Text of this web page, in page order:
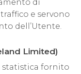
di
e servono
dell’Utente.
Limited)
statistica fornito